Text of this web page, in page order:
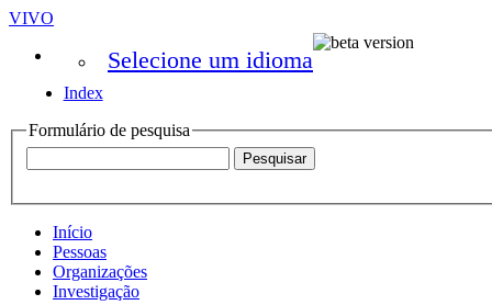
VIVO
Selecione um idioma
Index
Formulário de pesquisa
Início
Pessoas
Organizações
Investigação